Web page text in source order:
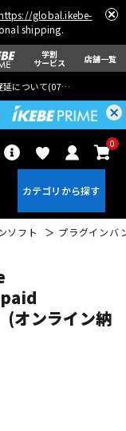
global.ikebe-
shipping.
学割
サービス 店舗一覧
延について(07月29日
0
アコギ/エレアコ
ソフト プラグインバ
オンライン納